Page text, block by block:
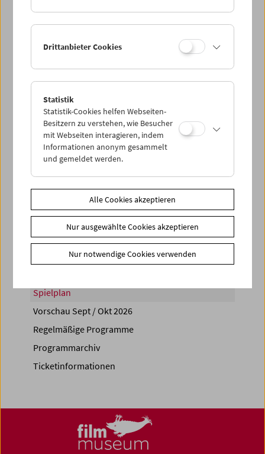
Sa 15.8.
PROGRAMM ÜBERBLICK
Share on
Spielplan
Vorschau Sept / Okt 2026
Regelmäßige Programme
Programmarchiv
Ticketinformationen
Drittanbieter Cookies
Statistik
Statistik-Cookies helfen Webseiten-
Besitzern zu verstehen, wie Besucher
mit Webseiten interagieren, indem
Informationen anonym gesammelt
und gemeldet werden.
Alle Cookies akzeptieren
Nur ausgewählte Cookies akzeptieren
Nur notwendige Cookies verwenden